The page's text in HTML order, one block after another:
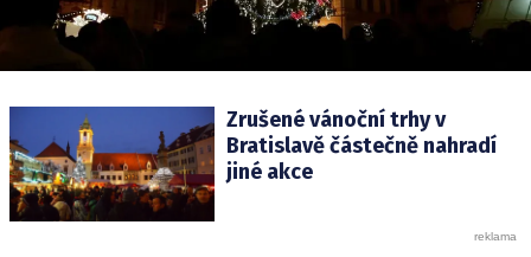
Zrušené vánoční trhy v
Bratislavě částečně nahradí
jiné akce